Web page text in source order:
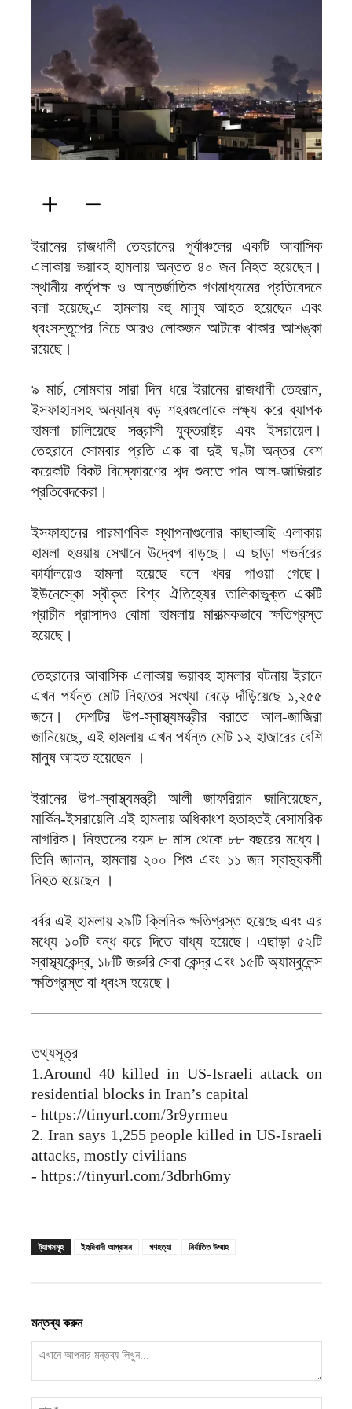
ইরানের রাজধানী তেহরানের পূর্বাঞ্চলের একটি আবাসিক
এলাকায় ভয়াবহ হামলায় অন্তত ৪০ জন নিহত হয়েছেন।
স্থানীয় কর্তৃপক্ষ ও আন্তর্জাতিক গণমাধ্যমের প্রতিবেদনে
বলা হয়েছে,এ হামলায় বহু মানুষ আহত হয়েছেন এবং
ধ্বংসস্তূপের নিচে আরও লোকজন আটকে থাকার আশঙ্কা
রয়েছে।
‎৯ মার্চ, সোমবার সারা দিন ধরে ইরানের রাজধানী তেহরান,
ইসফাহানসহ অন্যান্য বড় শহরগুলোকে লক্ষ্য করে ব্যাপক
হামলা চালিয়েছে সন্ত্রাসী যুক্তরাষ্ট্র এবং ইসরায়েল।
তেহরানে সোমবার প্রতি এক বা দুই ঘণ্টা অন্তর বেশ
কয়েকটি বিকট বিস্ফোরণের শব্দ শুনতে পান আল-জাজিরার
প্রতিবেদকেরা।
‎ইসফাহানের পারমাণবিক স্থাপনাগুলোর কাছাকাছি এলাকায়
হামলা হওয়ায় সেখানে উদ্বেগ বাড়ছে। এ ছাড়া গভর্নরের
কার্যালয়েও হামলা হয়েছে বলে খবর পাওয়া গেছে।
ইউনেস্কো স্বীকৃত বিশ্ব ঐতিহ্যের তালিকাভুক্ত একটি
প্রাচীন প্রাসাদও বোমা হামলায় মারাত্মকভাবে ক্ষতিগ্রস্ত
হয়েছে।
‎তেহরানের আবাসিক এলাকায় ভয়াবহ হামলার ঘটনায় ইরানে
এখন পর্যন্ত মোট নিহতের সংখ্যা বেড়ে দাঁড়িয়েছে ১,২৫৫
জনে। দেশটির উপ-স্বাস্থ্যমন্ত্রীর বরাতে আল-জাজিরা
জানিয়েছে, এই হামলায় এখন পর্যন্ত মোট ১২ হাজারের বেশি
মানুষ আহত হয়েছেন ।
‎ইরানের উপ-স্বাস্থ্যমন্ত্রী আলী জাফরিয়ান জানিয়েছেন,
মার্কিন-ইসরায়েলি এই হামলায় অধিকাংশ হতাহতই বেসামরিক
নাগরিক। নিহতদের বয়স ৮ মাস থেকে ৮৮ বছরের মধ্যে।
তিনি জানান, হামলায় ২০০ শিশু এবং ১১ জন স্বাস্থ্যকর্মী
নিহত হয়েছেন ।
‎বর্বর এই হামলায় ২৯টি ক্লিনিক ক্ষতিগ্রস্ত হয়েছে এবং এর
মধ্যে ১০টি বন্ধ করে দিতে বাধ্য হয়েছে। এছাড়া ৫২টি
স্বাস্থ্যকেন্দ্র, ১৮টি জরুরি সেবা কেন্দ্র এবং ১৫টি অ্যাম্বুলেন্স
ক্ষতিগ্রস্ত বা ধ্বংস হয়েছে।
‎তথ্যসূত্র
‎1.Around 40 killed in US-Israeli attack on
residential blocks in Iran’s capital
‎- https://tinyurl.com/3r9yrmeu
‎2. Iran says 1,255 people killed in US-Israeli
attacks, mostly civilians
‎- https://tinyurl.com/3dbrh6my
ট্যাগসমূহ ইহুদিবাদী আগ্রাসন গণহত্যা নির্যাতিত উম্মাহ
মন্তব্য করুন